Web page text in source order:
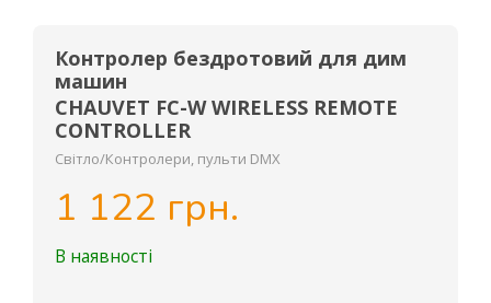
Контролер бездротовий для дим
машин
CHAUVET FC-W WIRELESS REMOTE
CONTROLLER
Світло/Контролери, пульти DMX
1 122 грн.
В наявності